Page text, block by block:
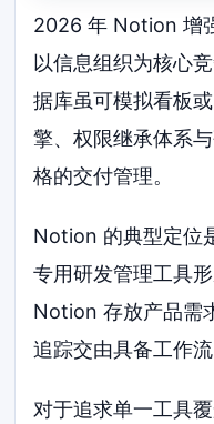
2026 年 Notion 增
以信息组织为核心
据库虽可模拟看板
擎、权限继承体系
格的交付管理。
Notion 的典型定位
专用研发管理工具
Notion 存放产品需
追踪交由具备工作
对于追求单一工具